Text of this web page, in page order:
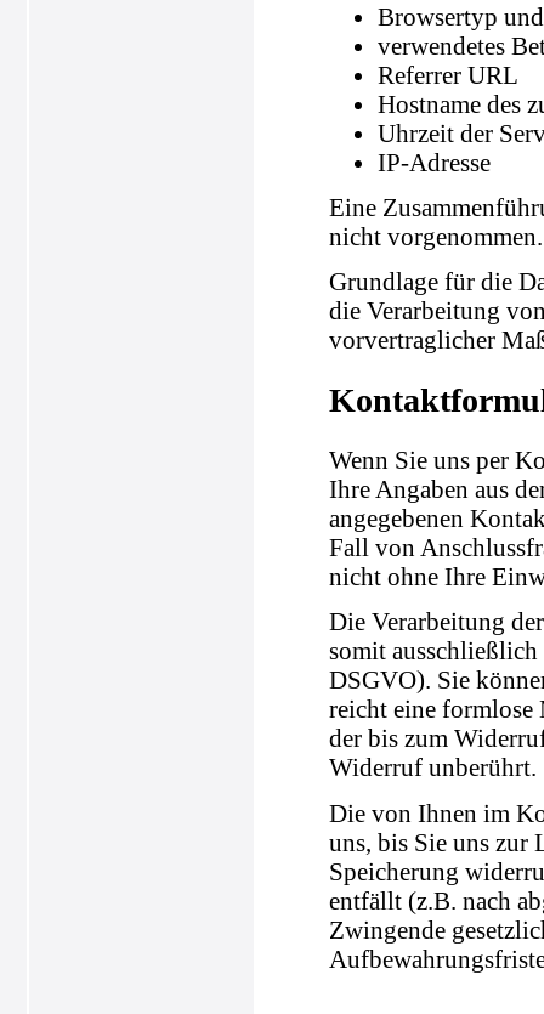
Browsertyp
verwendetes
Referrer URL
Hostname des
Uhrzeit der
IP-Adresse
Eine
nicht vorgenommen.
Grundlage für die
die Verarbeitung
vorvertraglicher
Wenn Sie uns per
Ihre Angaben aus
angegebenen
Fall von
nicht ohne Ihre
Die Verarbeitung
somit
DSGVO). Sie
reicht eine
der bis zum
Widerruf unberührt.
Die von Ihnen im
uns, bis Sie uns
Speicherung
entfällt (z.B. nach
Zwingende